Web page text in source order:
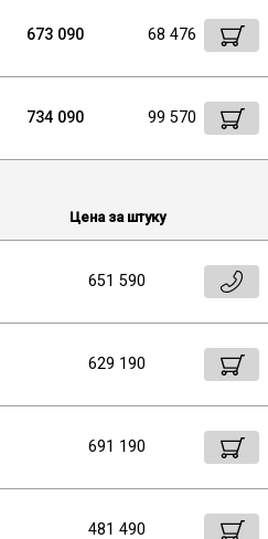
673 090 68 476
734 090 99 570
Цена за штуку
651 590
629 190
691 190
481 490